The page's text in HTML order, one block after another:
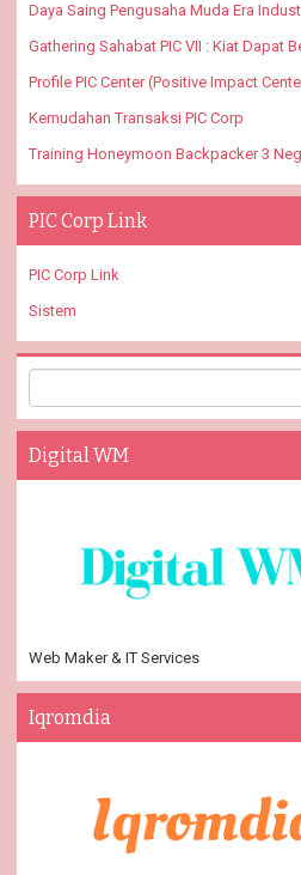
Daya Saing Pengusaha Muda Era
Gathering Sahabat PIC VII : Kiat Dapat
Profile PIC Center (Positive Impact
Kemudahan Transaksi PIC Corp
Training Honeymoon Backpacker 3
PIC Corp Link
PIC Corp Link
Sistem
Digital WM
Web Maker & IT Services
Iqromdia